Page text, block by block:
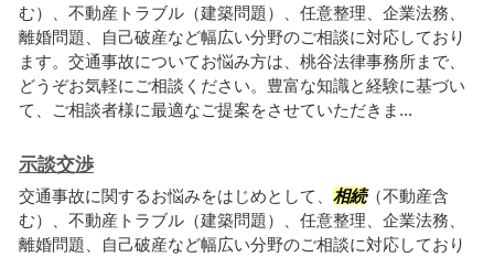
む）、不動産トラブル（建築問題）、任意整理、企業法務、
離婚問題、自己破産など幅広い分野のご相談に対応しており
ます。交通事故についてお悩み方は、桃谷法律事務所まで、
どうぞお気軽にご相談ください。豊富な知識と経験に基づい
て、ご相談者様に最適なご提案をさせていただきま...
示談交渉
交通事故に関するお悩みをはじめとして、 相続（不動産含
む）、不動産トラブル（建築問題）、任意整理、企業法務、
離婚問題、自己破産など幅広い分野のご相談に対応しており